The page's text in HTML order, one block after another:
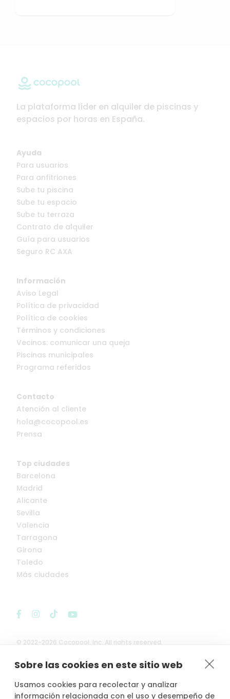
Sobre las cookies en este sitio web
Usamos cookies para recolectar y analizar
información relacionada con el uso y desempeño de
La plataforma líder en alquiler de piscinas y
espacios por horas en España.
© 2022-2026 Cocopool, Inc. All rights reserved.
 Anfitriones asegurados*
Ayuda
Para usuarios
Para anfitriones
Sube tu piscina
Sube tu espacio
Sube tu terraza
Contrato de alquiler
Guía para usuarios
Seguro RC AXA
Información
Aviso Legal
Política de privacidad
Política de cookies
Términos y condiciones
Vecinos: comunicar una queja
Piscinas municipales
Programa referidos
Contacto
Atención al cliente
hola@cocopool.es
Prensa
Top ciudades
Barcelona
Madrid
Alicante
Sevilla
Valencia
Tarragona
Girona
Toledo
Más ciudades